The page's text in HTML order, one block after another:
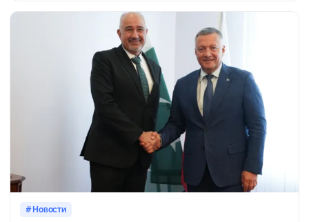
Новости